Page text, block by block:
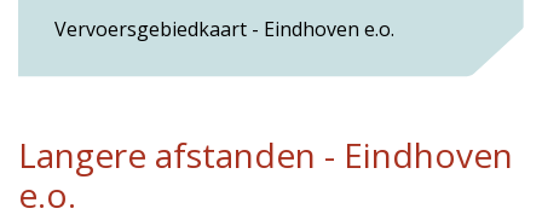
Vervoersgebiedkaart - Eindhoven e.o.
Langere afstanden - Eindhoven
e.o.